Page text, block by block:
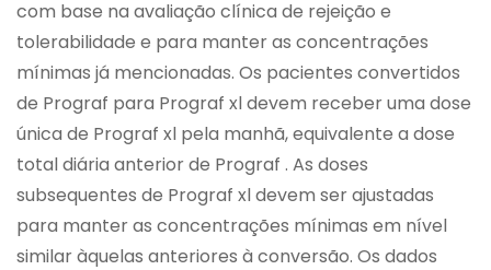
com base na avaliação clínica de rejeição e
tolerabilidade e para manter as concentrações
mínimas já mencionadas. Os pacientes convertidos
de Prograf para Prograf xl devem receber uma dose
única de Prograf xl pela manhã, equivalente a dose
total diária anterior de Prograf . As doses
subsequentes de Prograf xl devem ser ajustadas
para manter as concentrações mínimas em nível
similar àquelas anteriores à conversão. Os dados